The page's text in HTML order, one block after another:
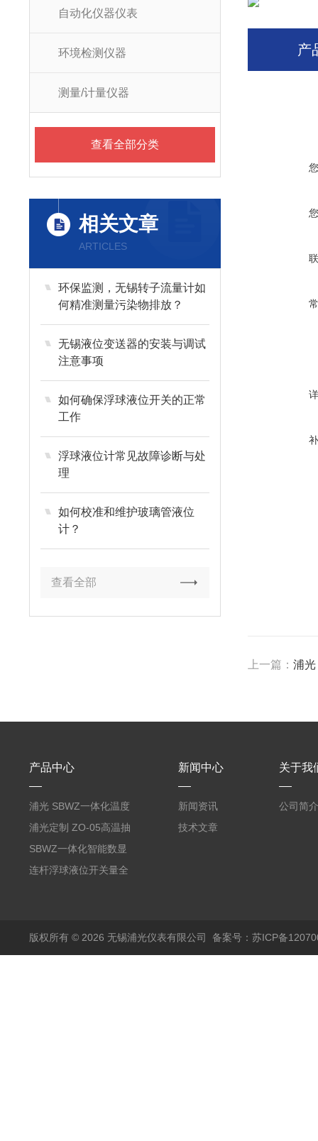
自动化仪器仪表
环境检测仪器
测量/计量仪器
查看全部分类
相关文章
ARTICLES
环保监测，无锡转子流量计如
何精准测量污染物排放？
无锡液位变送器的安装与调试
注意事项
如何确保浮球液位开关的正常
工作
浮球液位计常见故障诊断与处
理
如何校准和维护玻璃管液位
计？
查看全部
产
上一篇：浦光
产品中心
浦光 SBWZ一体化温度
变送器传感器 防爆热电
阻PT100 数显远传4-
20mA2
浦光定制 ZO-05高温抽
气式氧化锆分析仪 防爆
耐腐蚀检测仪
SBWZ一体化智能数显
温度变送器传感器防爆
连杆浮球液位开关量全
新闻中心
新闻资讯
技术文章
关于我
公司简介
版权所有 © 2026 无锡浦光仪表有限公司 备案号：苏ICP备